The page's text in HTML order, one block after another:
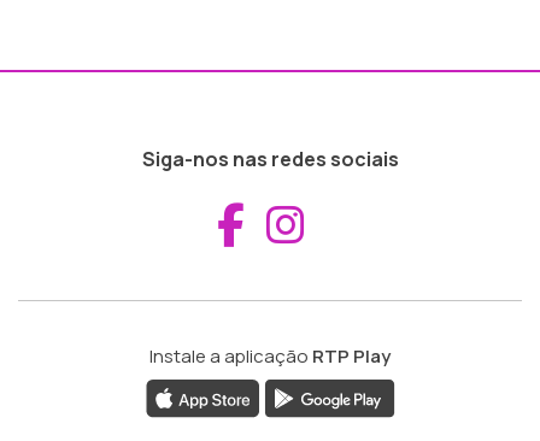
Siga-nos nas redes sociais
Aceder ao
Instale a aplicação RTP Play